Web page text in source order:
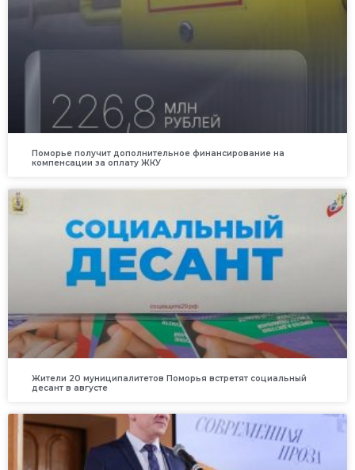
Поморье получит дополнительное финансирование на
компенсации за оплату ЖКУ
Жители 20 муниципалитетов Поморья встретят социальный
десант в августе